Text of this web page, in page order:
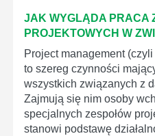
JAK WYGLĄDA PRACA
PROJEKTOWYCH W
Project management
to szereg czynności
wszystkich związanych z
Zajmują się nim osoby
specjalnych zespołów
stanowi podstawę